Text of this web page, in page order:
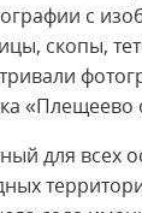
с
скопы,
«Плещеево
для всех